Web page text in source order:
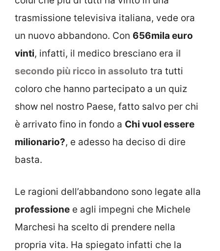
trasmissione televisiva italiana, vede ora
un nuovo abbandono. Con 656mila euro
vinti, infatti, il medico bresciano era il
secondo più ricco in assoluto tra tutti
coloro che hanno partecipato a un quiz
show nel nostro Paese, fatto salvo per chi
è arrivato fino in fondo a Chi vuol essere
milionario?, e adesso ha deciso di dire
basta.
Le ragioni dell’abbandono sono legate alla
professione e agli impegni che Michele
Marchesi ha scelto di prendere nella
propria vita. Ha spiegato infatti che la